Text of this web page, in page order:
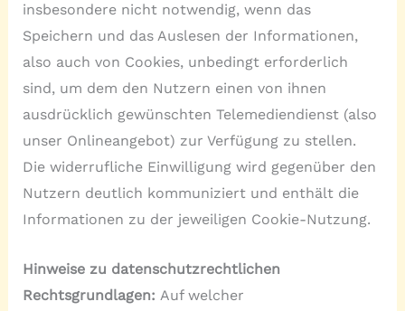
insbesondere nicht notwendig, wenn das
Speichern und das Auslesen der Informationen,
also auch von Cookies, unbedingt erforderlich
sind, um dem den Nutzern einen von ihnen
ausdrücklich gewünschten Telemediendienst (also
unser Onlineangebot) zur Verfügung zu stellen.
Die widerrufliche Einwilligung wird gegenüber den
Nutzern deutlich kommuniziert und enthält die
Informationen zu der jeweiligen Cookie-Nutzung.
Hinweise zu datenschutzrechtlichen
Rechtsgrundlagen: Auf welcher